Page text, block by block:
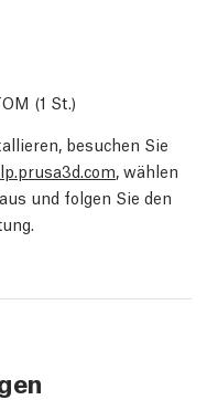
(1 St.)
besuchen Sie
, wählen
und folgen Sie den